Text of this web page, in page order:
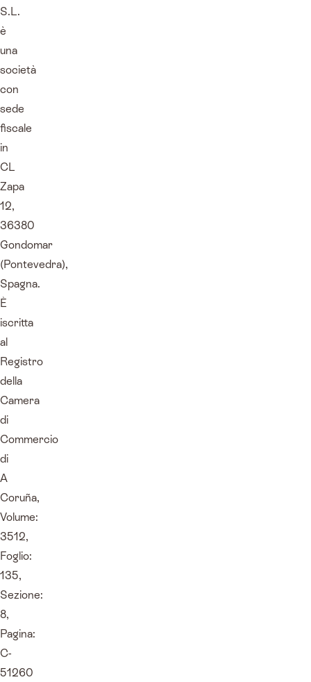
S.L.
è
una
società
con
sede
fiscale
in
CL
Zapa
12,
36380
Gondomar
(Pontevedra),
Spagna.
È
iscritta
al
Registro
della
Camera
di
Commercio
di
A
Coruña,
Volume:
3512,
Foglio:
135,
Sezione:
8,
Pagina:
C-
51260